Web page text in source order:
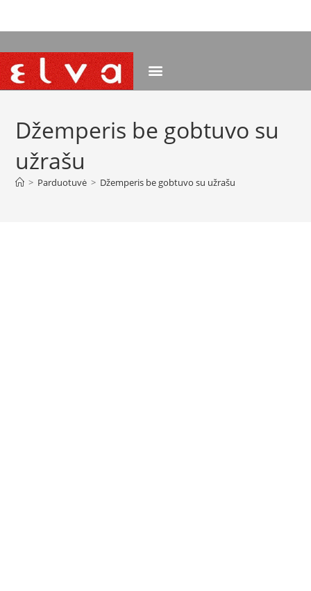
Džemperis be gobtuvo su
užrašu
> Parduotuvė > Džemperis be gobtuvo su užrašu